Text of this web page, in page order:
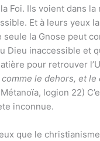
Foi. Ils voient dans la
Et à leurs yeux
la Gnose peut
Dieu inaccessible et
pour retrouver
le dehors, et le
logion 22)
inconnue.
que le christianisme